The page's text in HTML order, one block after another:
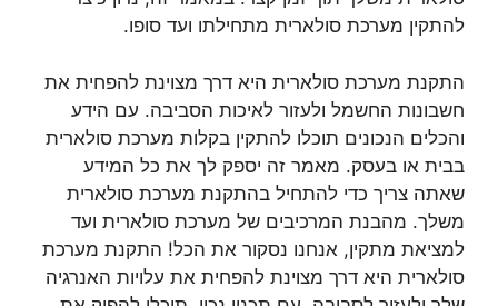
להתקין מערכת סולארית מתחילתו ועד סופו.
התקנת מערכת סולארית היא דרך מצוינת להפחית את
חשבונות החשמל ולעזור לאיכות הסביבה. עם הידע
והכלים הנכונים תוכלו להתקין בקלות מערכת סולארית
בבית או בעסק. מאמר זה יספק לך את כל המידע
שאתה צריך כדי להתחיל בהתקנת מערכת סולארית
משלך. מהבנת המרכיבים של מערכת סולארית ועד
למציאת מתקין, אנחנו נסקור את הכל! התקנת מערכת
סולארית היא דרך מצוינת להפחית את עלויות האנרגיה